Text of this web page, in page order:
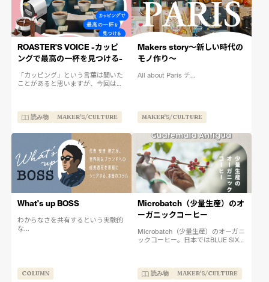
ROASTER'S VOICE -カッピ
ングで最高の一杯を見つける-
「カッピング」という言葉は聞いた
ことがあると思いますが、今回はカ
の味や香りを評価する方法として
読み物 MAKER'S/CULTURE
Makers story〜新しい時代の
モノ作り〜
All about Paris チ...
MAKER'S/CULTURE
What's up BOSS
わからなさを共有するという実験的
な...
COLUMN
Microbatch（少量生産）のオ
ーガニックコーヒー
Microbatch（少量生産）のオーガニ
ックコーヒー。日本ではBLUE SIX
す... 読み物 MAKER'S/CULTURE